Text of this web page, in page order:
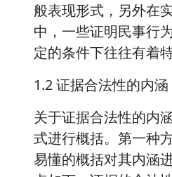
般表现形式，另外在
中，一些证明民事行
定的条件下往往有着
1.2 证据合法性的内涵
关于证据合法性的内
式进行概括。第一种
易懂的概括对其内涵